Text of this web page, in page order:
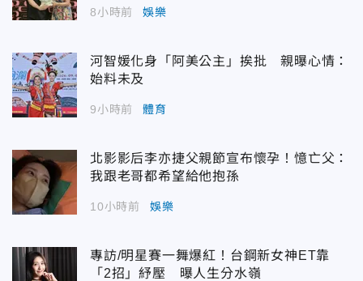
8小時前 娛樂
河智媛化身「阿美公主」挨批 親曝心情：
始料未及
9小時前 體育
北影影后李亦捷父親節宣布懷孕！憶亡父：
我跟老哥都希望給他抱孫
10小時前 娛樂
專訪/明星賽一舞爆紅！台鋼新女神ET靠
「2招」紓壓 曝人生分水嶺